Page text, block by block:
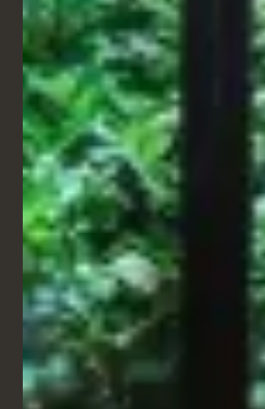
il piacere di lavorare a questo progetto
designer Jacu Strauss.